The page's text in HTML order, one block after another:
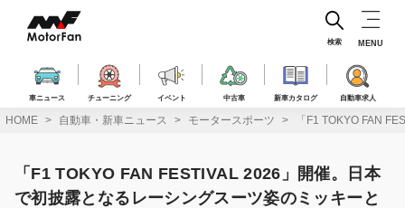
ス
車ニュース チューニング イベント 中古車 新車カタログ 自動車求人
検索 MENU
HOME 自動車・新車ニュース モータースポーツ 「F1 TOKYO FAN
「F1 TOKYO FAN FESTIVAL 2026」開催。日本
で初披露となるレーシングスーツ姿のミッキーと